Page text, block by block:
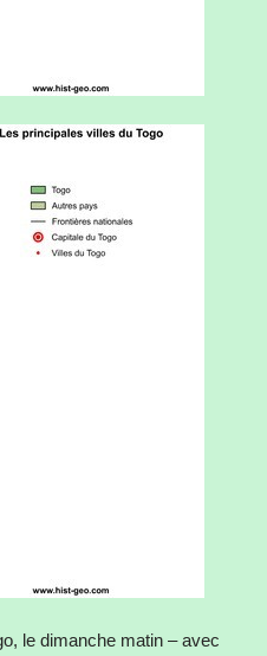
le dimanche matin – avec